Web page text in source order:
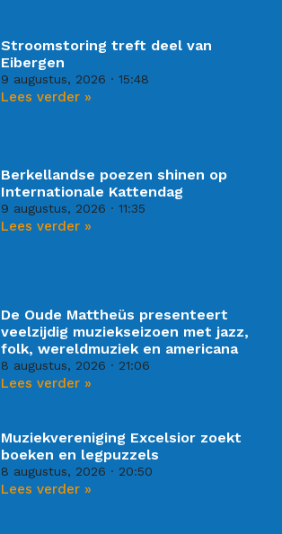
Stroomstoring treft deel van
Eibergen
9 augustus, 2026 15:48
Lees verder »
Berkellandse poezen shinen op
Internationale Kattendag
9 augustus, 2026 11:35
Lees verder »
De Oude Mattheüs presenteert
veelzijdig muziekseizoen met jazz,
folk, wereldmuziek en americana
8 augustus, 2026 21:06
Lees verder »
Muziekvereniging Excelsior zoekt
boeken en legpuzzels
8 augustus, 2026 20:50
Lees verder »